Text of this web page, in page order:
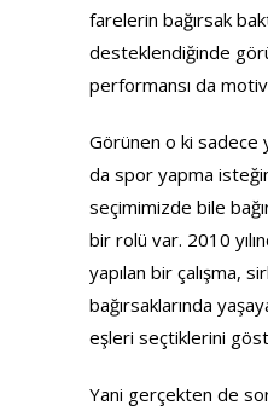
farelerin bağırsak
desteklendiğinde
performansı da
Görünen o ki sadece
da spor yapma
seçimimizde bile
bir rolü var. 2010
yapılan bir çalışma,
bağırsaklarında
eşleri seçtiklerini
Yani gerçekten de